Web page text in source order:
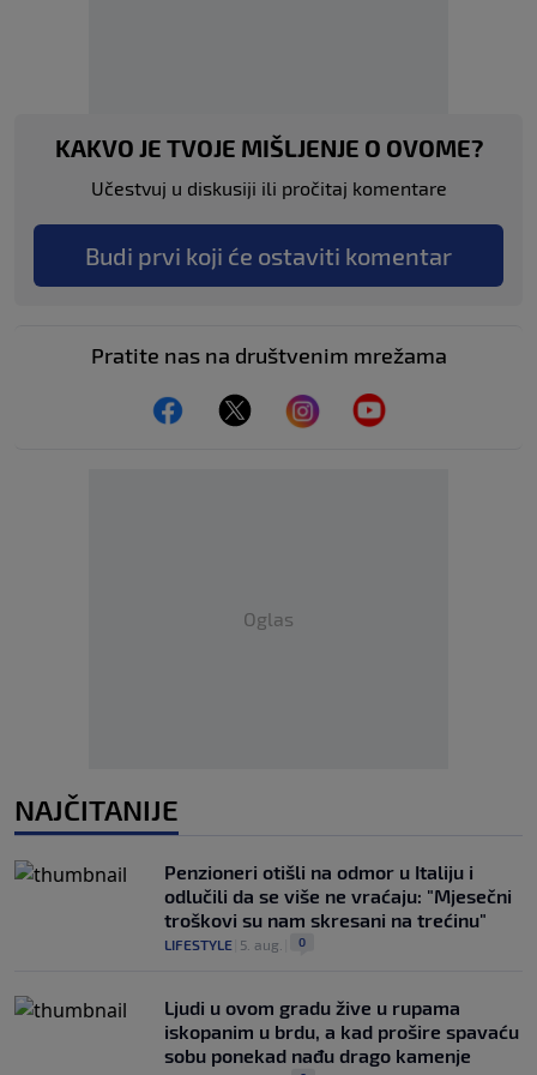
KAKVO JE TVOJE MIŠLJENJE O OVOME?
Učestvuj u diskusiji ili pročitaj komentare
Budi prvi koji će ostaviti komentar
Pratite nas na društvenim mrežama
Oglas
NAJČITANIJE
Penzioneri otišli na odmor u Italiju i
odlučili da se više ne vraćaju: "Mjesečni
troškovi su nam skresani na trećinu"
LIFESTYLE 5. aug. 0
Ljudi u ovom gradu žive u rupama
iskopanim u brdu, a kad prošire spavaću
sobu ponekad nađu drago kamenje